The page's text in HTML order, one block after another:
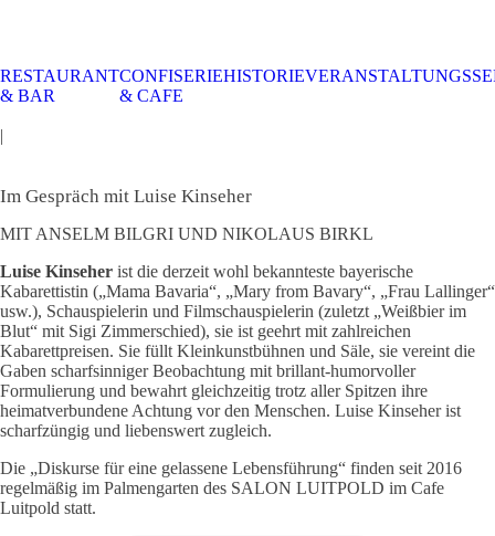
CAFE &
RESTAURANT
TISCHRESERVIERUNGKARRIERE
TISCHRESERVIERUNGKARRIERE
RESTAURANT
& BAR
CONFISERIE
& CAFE
HISTORIE
|
Im Gespräch mit Luise Kinseher
MIT ANSELM BILGRI UND NIKOLAUS BIRKL
Luise Kinseher ist die derzeit wohl bekannteste bayerische
Kabarettistin („Mama Bavaria“, „Mary from Bavary“, „Frau Lallinger“
usw.), Schauspielerin und Filmschauspielerin (zuletzt „Weißbier im
Blut“ mit Sigi Zimmerschied), sie ist geehrt mit zahlreichen
Kabarettpreisen. Sie füllt Kleinkunstbühnen und Säle, sie vereint die
Gaben scharfsinniger Beobachtung mit brillant-humorvoller
Formulierung und bewahrt gleichzeitig trotz aller Spitzen ihre
heimatverbundene Achtung vor den Menschen. Luise Kinseher ist
scharfzüngig und liebenswert zugleich.
Die „Diskurse für eine gelassene Lebensführung“ finden seit 2016
regelmäßig im Palmengarten des SALON LUITPOLD im Cafe
Luitpold statt.